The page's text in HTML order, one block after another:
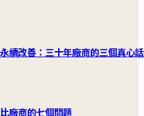
續改善：三十年廠商的三個真心話
廠商的七個問題